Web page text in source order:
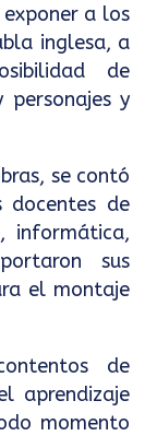
a los
inglesa, a
de
y
se contó
docentes de
informática,
sus
el montaje
de
aprendizaje
momento